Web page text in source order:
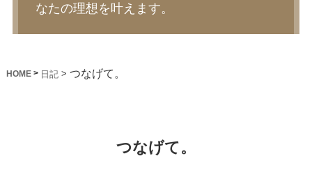
なたの理想を叶えます。
HOME> 日記 > つなげて。
つなげて。